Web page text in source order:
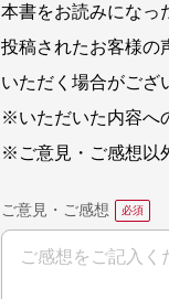
本書をお読みになっ
投稿されたお客様の
いただく場合がござ
※いただいた内容へ
※ご意見・ご感想以
ご意見・ご感想